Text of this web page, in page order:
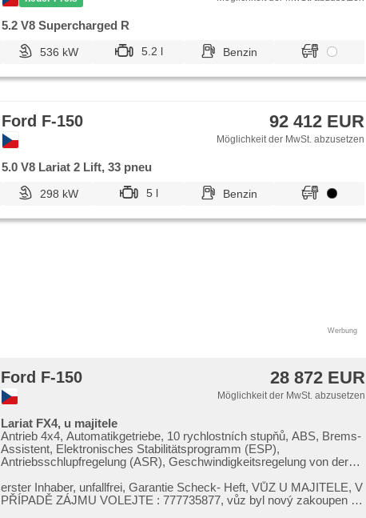
Nebelscheinwerfer, Start-Stop System, USB, Autoradio,
Außenthermometer, beheizte Spiegel, boční nášlapy, digitální
přístrojová deska
5.2 V8 Supercharged R
536 kW 5.2 l Benzin
Ford F-150 92 412 EUR
Möglichkeit der MwSt. abzusetzen
5.0 V8 Lariat 2 Lift, 33 pneu
298 kW 5 l Benzin
Werbung
Ford F-150 28 872 EUR
Möglichkeit der MwSt. abzusetzen
Lariat FX4, u majitele
Antrieb 4x4, Automatikgetriebe, 10 rychlostních stupňů, ABS, Brems-
Assistent, Elektronisches Stabilitätsprogramm (ESP),
Antriebsschlupfregelung (ASR), Geschwindigkeitsregelung von der
Sperrdiferential, Anhängerkupplung, Servolenkung, Klimaautomatik,
Tempomat, LED denní svícení, automatické přepínání dálkových
erster Inhaber,​ unfallfrei,​ Garantie Scheck​- Heft,​ VŮZ U MAJITELE,​ V
PŘÍPADĚ ZÁJMU VOLEJTE : 777735877,​ vůz byl nový zakoupen v